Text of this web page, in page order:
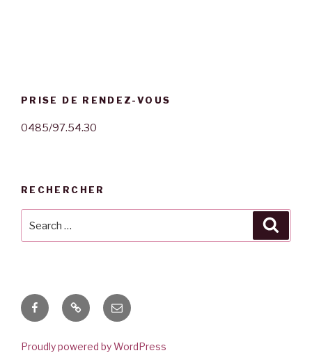
PRISE DE RENDEZ-VOUS
0485/97.54.30
RECHERCHER
FacebookWhatsap
E-
mail
Proudly powered by WordPress